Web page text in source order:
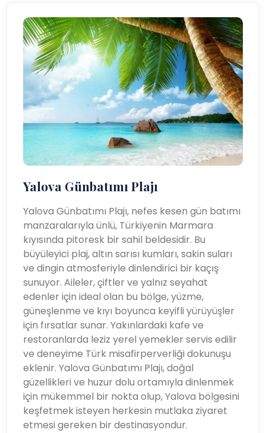
Yalova Günbatımı Plajı
Yalova Günbatımı Plajı, nefes kesen gün batımı
manzaralarıyla ünlü, Türkiyenin Marmara
kıyısında pitoresk bir sahil beldesidir. Bu
büyüleyici plaj, altın sarısı kumları, sakin suları
ve dingin atmosferiyle dinlendirici bir kaçış
sunuyor. Aileler, çiftler ve yalnız seyahat
edenler için ideal olan bu bölge, yüzme,
güneşlenme ve kıyı boyunca keyifli yürüyüşler
için fırsatlar sunar. Yakınlardaki kafe ve
restoranlarda leziz yerel yemekler servis edilir
ve deneyime Türk misafirperverliği dokunuşu
eklenir. Yalova Günbatımı Plajı, doğal
güzellikleri ve huzur dolu ortamıyla dinlenmek
için mükemmel bir nokta olup, Yalova bölgesini
keşfetmek isteyen herkesin mutlaka ziyaret
etmesi gereken bir destinasyondur.